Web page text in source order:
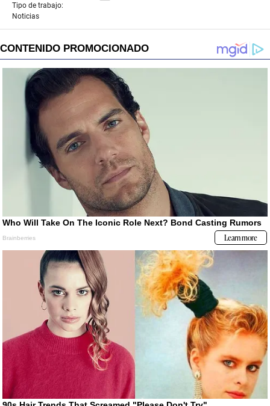
Tipo de trabajo:
Noticias